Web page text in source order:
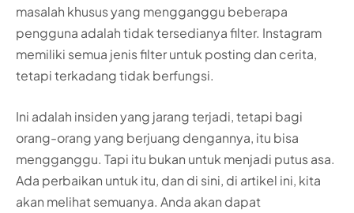
masalah khusus yang mengganggu beberapa
pengguna adalah tidak tersedianya filter. Instagram
memiliki semua jenis filter untuk posting dan cerita,
tetapi terkadang tidak berfungsi.
Ini adalah insiden yang jarang terjadi, tetapi bagi
orang-orang yang berjuang dengannya, itu bisa
mengganggu. Tapi itu bukan untuk menjadi putus asa.
Ada perbaikan untuk itu, dan di sini, di artikel ini, kita
akan melihat semuanya. Anda akan dapat